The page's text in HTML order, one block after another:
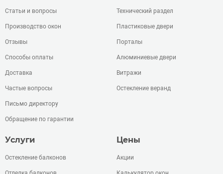
Статьи и вопросы
Производство окон
Отзывы
Способы оплаты
Доставка
Частые вопросы
Письмо директору
Обращение по гарантии
Технический раздел
Пластиковые двери
Порталы
Алюминиевые двери
Витражи
Остекление веранд
Услуги
Остекление балконов
Цены
Акции